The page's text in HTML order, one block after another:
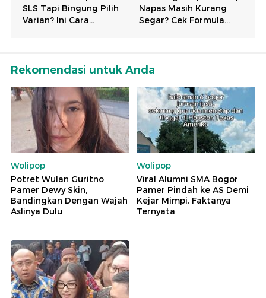
Rekomendasi untuk Anda
Wolipop
Potret Wulan Guritno
Pamer Dewy Skin,
Bandingkan Dengan Wajah
Aslinya Dulu
Wolipop
Viral Alumni SMA Bogor
Pamer Pindah ke AS Demi
Kejar Mimpi, Faktanya
Ternyata